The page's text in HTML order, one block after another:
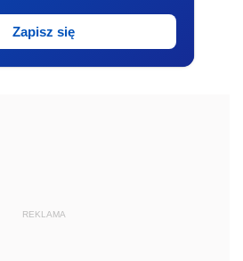
Zapisz się
REKLAMA